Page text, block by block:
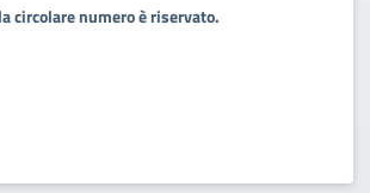
circolare numero è riservato.